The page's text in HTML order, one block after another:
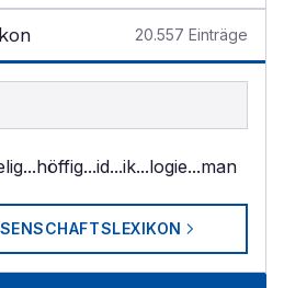
20.557 Einträge
...höffig...id...ik...logie...man